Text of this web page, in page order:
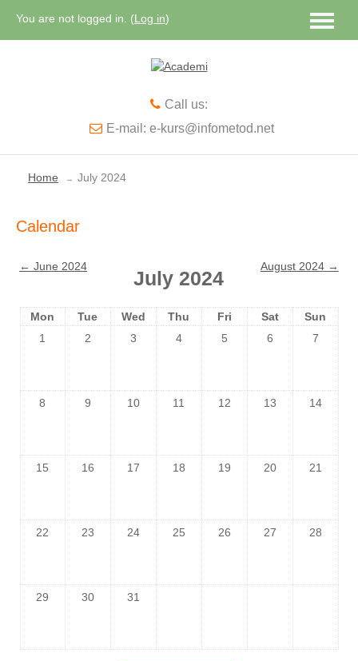
You are not logged in. (Log in)
Call us:
E-mail: e-kurs@infometod.net
Home → July 2024
Calendar
← June 2024
July 2024
August 2024 →
Mon Tue Wed Thu Fri Sat
Sun
1
2 3 4 5 6 7
8 9 10 11 12 13 14
15 16 17 18 19 20 21
22 23 24 25 26 27 28
29 30 31